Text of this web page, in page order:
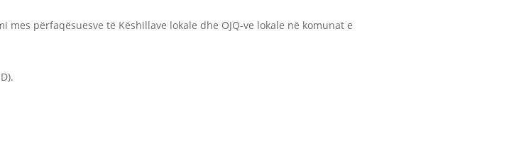
përfaqësuesve të Këshillave lokale dhe OJQ-ve lokale në komunat e